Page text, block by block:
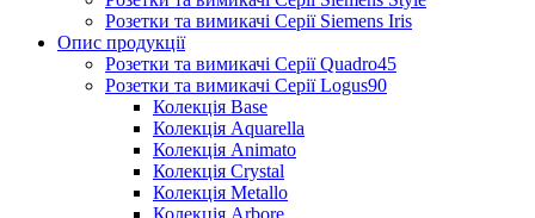
Розетки та вимикачі Серії Siemens Iris
Опис продукції
Розетки та вимикачі Серії Quadro45
Розетки та вимикачі Серії Logus90
Колекція Base
Колекція Aquarella
Колекція Animato
Колекція Crystal
Колекція Metallo
Колекція Arbore